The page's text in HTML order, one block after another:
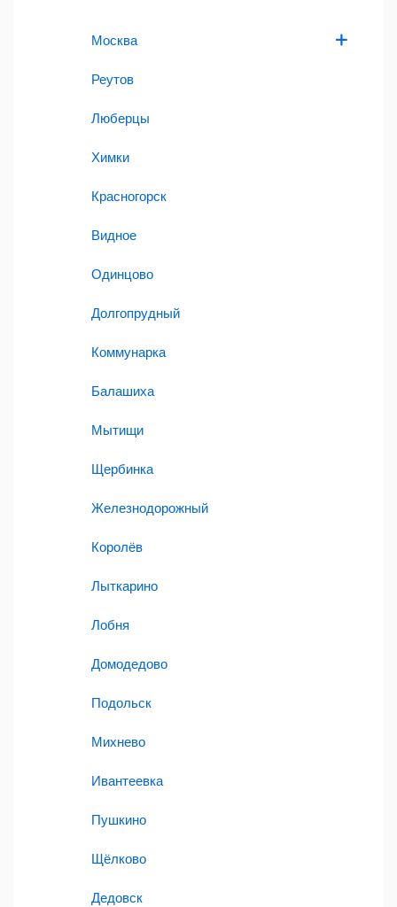
Москва
Реутов
Люберцы
Химки
Красногорск
Видное
Одинцово
Долгопрудный
Коммунарка
Балашиха
Мытищи
Щербинка
Железнодорожный
Королёв
Лыткарино
Лобня
Домодедово
Подольск
Михнево
Ивантеевка
Пушкино
Щёлково
Дедовск